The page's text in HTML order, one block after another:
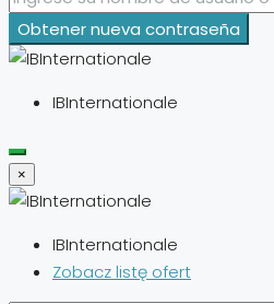
Obtener nueva contraseña
IBInternationale
×
IBInternationale
Zobacz listę ofert